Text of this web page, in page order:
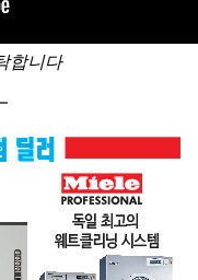
합니다